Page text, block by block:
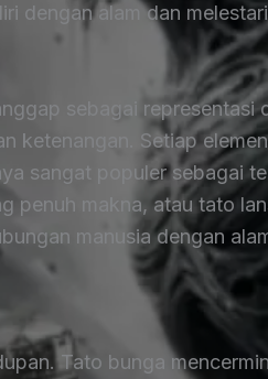
dengan alam dan
sebagai representasi
ketenangan. Setiap
sangat populer sebagai
penuh makna, atau tato
manusia dengan
Tato bunga